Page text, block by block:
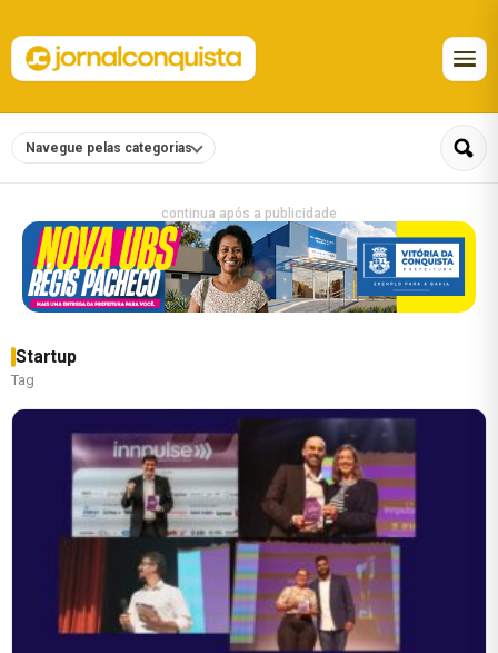
Navegue pelas categorias
continua após a publicidade
Startup
Tag